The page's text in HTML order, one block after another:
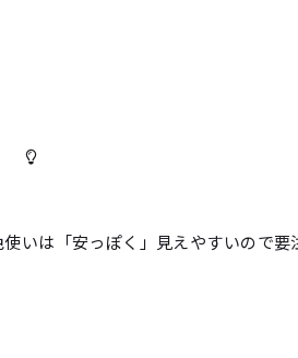
いは「安っぽく」見えやすいので要